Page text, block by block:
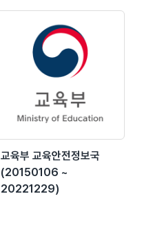
교육부 교육안전정보국
(20150106 ~
20221229)